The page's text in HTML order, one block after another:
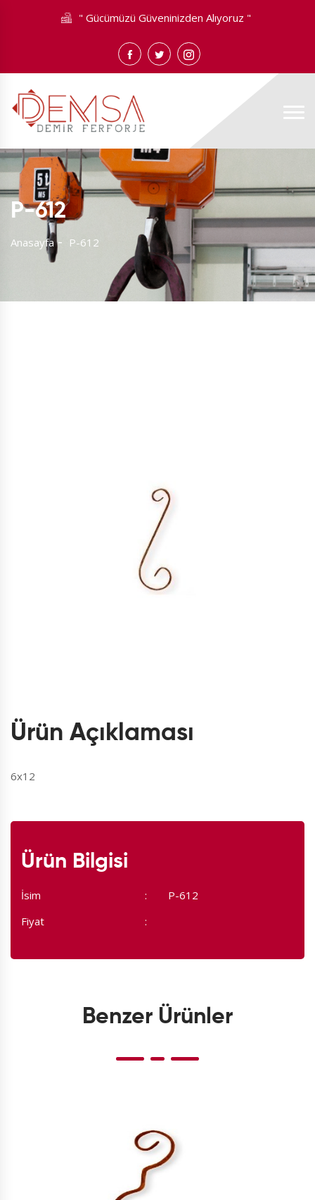
" Gücümüzü Güveninizden Alıyoruz "
P-612
Anasayfa P-612
Ürün Açıklaması
6x12
Ürün Bilgisi
İsim
Fiyat
P-612
Benzer Ürünler